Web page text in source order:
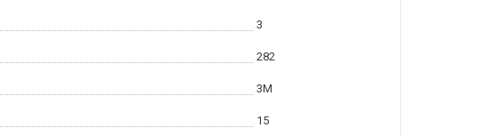
3
282
3M
15